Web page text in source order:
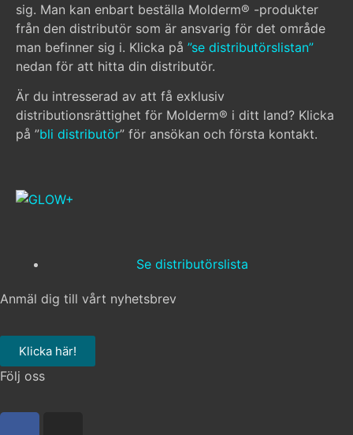
sig. Man kan enbart beställa Molderm® -produkter
från den distributör som är ansvarig för det område
man befinner sig i. Klicka på ”se distributörslistan”
nedan för att hitta din distributör.
Är du intresserad av att få exklusiv
distributionsrättighet för Molderm® i ditt land? Klicka
på ”bli distributör” för ansökan och första kontakt.
Se distributörslista
Anmäl dig till vårt nyhetsbrev
Klicka här!
Följ oss